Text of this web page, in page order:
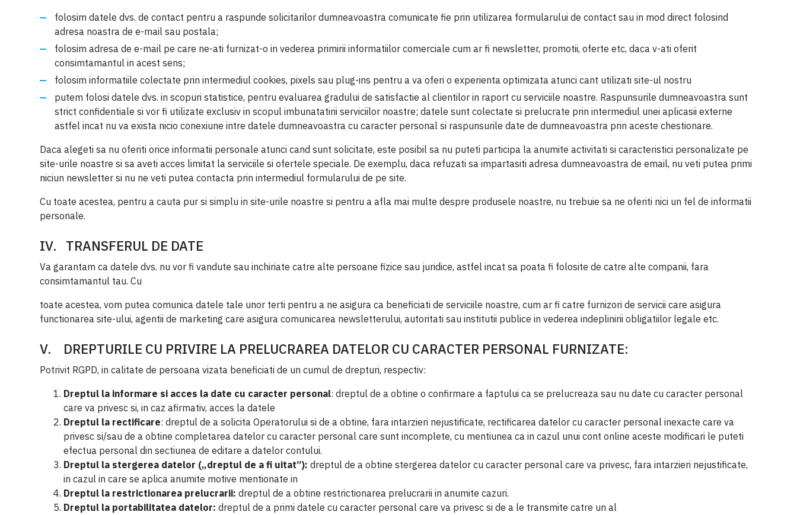
folosim datele dvs. de contact pentru a raspunde solicitarilor dumneavoastra comunicate fie prin utilizarea formularului de contact sau in mod direct folosind
adresa noastra de e-mail sau postala;
folosim adresa de e-mail pe care ne-ati furnizat-o in vederea primirii informatiilor comerciale cum ar fi newsletter, promotii, oferte etc, daca v-ati oferit
consimtamantul in acest sens;
folosim informatiile colectate prin intermediul cookies, pixels sau plug-ins pentru a va oferi o experienta optimizata atunci cant utilizati site-ul nostru
putem folosi datele dvs. in scopuri statistice, pentru evaluarea gradului de satisfactie al clientilor in raport cu serviciile noastre. Raspunsurile dumneavoastra sunt
strict confidentiale si vor fi utilizate exclusiv in scopul imbunatatirii serviciilor noastre; datele sunt colectate si prelucrate prin intermediul unei aplicasii externe
astfel incat nu va exista nicio conexiune intre datele dumneavoastra cu caracter personal si raspunsurile date de dumneavoastra prin aceste chestionare.
Daca alegeti sa nu oferiti orice informatii personale atunci cand sunt solicitate, este posibil sa nu puteti participa la anumite activitati si caracteristici personalizate pe
site-urile noastre si sa aveti acces limitat la serviciile si ofertele speciale. De exemplu, daca refuzati sa impartasiti adresa dumneavoastra de email, nu veti putea primi
niciun newsletter si nu ne veti putea contacta prin intermediul formularului de pe site.
Cu toate acestea, pentru a cauta pur si simplu in site-urile noastre si pentru a afla mai multe despre produsele noastre, nu trebuie sa ne oferiti nici un fel de informatii
personale.
IV. TRANSFERUL DE DATE
Va garantam ca datele dvs. nu vor fi vandute sau inchiriate catre alte persoane fizice sau juridice, astfel incat sa poata fi folosite de catre alte companii, fara
consimtamantul tau. Cu
toate acestea, vom putea comunica datele tale unor terti pentru a ne asigura ca beneficiati de serviciile noastre, cum ar fi catre furnizori de servicii care asigura
functionarea site-ului, agentii de marketing care asigura comunicarea newsletterului, autoritati sau institutii publice in vederea indeplinirii obligatiilor legale etc.
V. DREPTURILE CU PRIVIRE LA PRELUCRAREA DATELOR CU CARACTER PERSONAL FURNIZATE:
Potrivit RGPD, in calitate de persoana vizata beneficiati de un cumul de drepturi, respectiv:
Dreptul la informare si acces la date cu caracter personal: dreptul de a obtine o confirmare a faptului ca se prelucreaza sau nu date cu caracter personal
care va privesc si, in caz afirmativ, acces la datele
Dreptul la rectificare: dreptul de a solicita Operatorului si de a obtine, fara intarzieri nejustificate, rectificarea datelor cu caracter personal inexacte care va
privesc si/sau de a obtine completarea datelor cu caracter personal care sunt incomplete, cu mentiunea ca in cazul unui cont online aceste modificari le puteti
efectua personal din sectiunea de editare a datelor contului.
Dreptul la stergerea datelor („dreptul de a fi uitat”):dreptul de a obtine stergerea datelor cu caracter personal care va privesc, fara intarzieri nejustificate,
in cazul in care se aplica anumite motive mentionate in
Dreptul la restrictionarea prelucrarii:dreptul de a obtine restrictionarea prelucrarii in anumite cazuri.
Dreptul la portabilitatea datelor:dreptul de a primi datele cu caracter personal care va privesc si de a le transmite catre un al